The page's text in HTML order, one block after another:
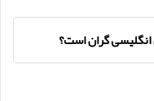
گران است؟